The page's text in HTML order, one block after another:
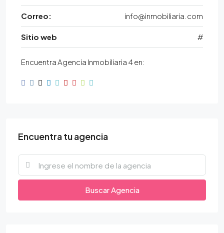
Correo: info@inmobiliaria.com
Sitio web #
Encuentra Agencia Inmobiliaria 4 en:
Encuentra tu agencia
Buscar Agencia